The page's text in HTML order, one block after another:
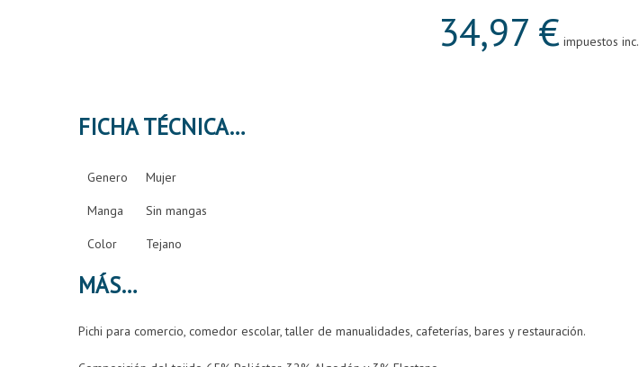
34,97 €impuestos inc.
FICHA TÉCNICA
Genero Mujer
Manga Sin mangas
Color Tejano
MÁS
Pichi para comercio, comedor escolar, taller de manualidades, cafeterías, bares y restauración.